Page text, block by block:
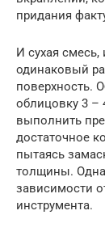
придания
И сухая
одинаковый
поверхность.
облицовку 3 –
выполнить
достаточное
пытаясь
толщины.
зависимости
инструмента.